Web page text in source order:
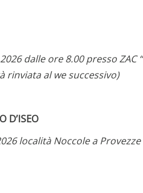
dalle ore 8.00 presso ZAC
rinviata al we successivo)
D’ISEO
località Noccole a